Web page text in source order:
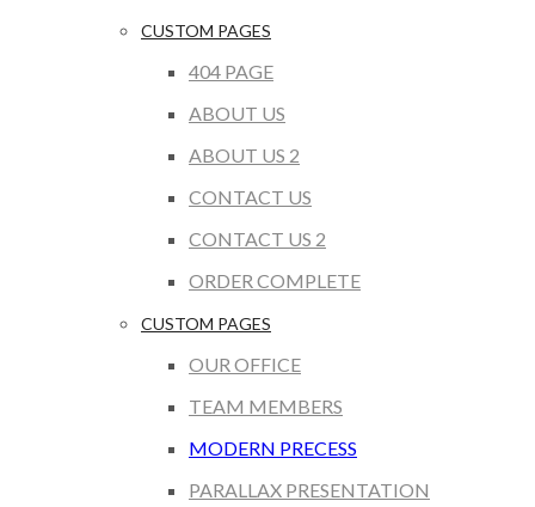
CUSTOM PAGES
404 PAGE
ABOUT US
ABOUT US 2
CONTACT US
CONTACT US 2
ORDER COMPLETE
CUSTOM PAGES
OUR OFFICE
TEAM MEMBERS
MODERN PRECESS
PARALLAX PRESENTATION